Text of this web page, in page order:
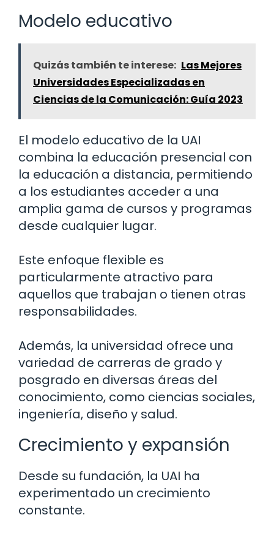
Modelo educativo
Quizás también te interese: Las Mejores
Universidades Especializadas en
Ciencias de la Comunicación: Guía 2023
El modelo educativo de la UAI
combina la educación presencial con
la educación a distancia, permitiendo
a los estudiantes acceder a una
amplia gama de cursos y programas
desde cualquier lugar.
Este enfoque flexible es
particularmente atractivo para
aquellos que trabajan o tienen otras
responsabilidades.
Además, la universidad ofrece una
variedad de carreras de grado y
posgrado en diversas áreas del
conocimiento, como ciencias sociales,
ingeniería, diseño y salud.
Crecimiento y expansión
Desde su fundación, la UAI ha
experimentado un crecimiento
constante.